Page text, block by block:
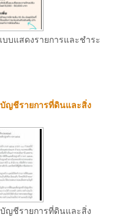
บแสดงรายการและชำระ
บัญชีรายการที่ดินและสิ่ง
ญชีรายการที่ดินและสิ่ง